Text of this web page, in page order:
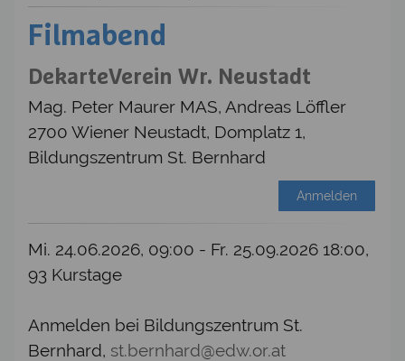
Filmabend
DekarteVerein Wr. Neustadt
Mag. Peter Maurer MAS, Andreas Löffler
2700 Wiener Neustadt, Domplatz 1,
Bildungszentrum St. Bernhard
Anmelden
Mi. 24.06.2026, 09:00 - Fr. 25.09.2026 18:00,
93 Kurstage
Anmelden bei Bildungszentrum St.
Bernhard, st.bernhard@edw.or.at